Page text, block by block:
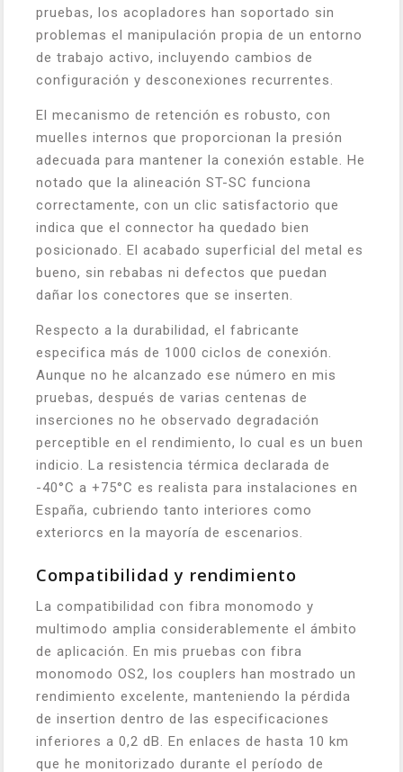
pruebas, los acopladores han soportado sin
problemas el manipulación propia de un entorno
de trabajo activo, incluyendo cambios de
configuración y desconexiones recurrentes.
El mecanismo de retención es robusto, con
muelles internos que proporcionan la presión
adecuada para mantener la conexión estable. He
notado que la alineación ST-SC funciona
correctamente, con un clic satisfactorio que
indica que el connector ha quedado bien
posicionado. El acabado superficial del metal es
bueno, sin rebabas ni defectos que puedan
dañar los conectores que se inserten.
Respecto a la durabilidad, el fabricante
especifica más de 1000 ciclos de conexión.
Aunque no he alcanzado ese número en mis
pruebas, después de varias centenas de
inserciones no he observado degradación
perceptible en el rendimiento, lo cual es un buen
indicio. La resistencia térmica declarada de
-40°C a +75°C es realista para instalaciones en
España, cubriendo tanto interiores como
exteriorcs en la mayoría de escenarios.
Compatibilidad y rendimiento
La compatibilidad con fibra monomodo y
multimodo amplia considerablemente el ámbito
de aplicación. En mis pruebas con fibra
monomodo OS2, los couplers han mostrado un
rendimiento excelente, manteniendo la pérdida
de insertion dentro de las especificaciones
inferiores a 0,2 dB. En enlaces de hasta 10 km
que he monitorizado durante el período de